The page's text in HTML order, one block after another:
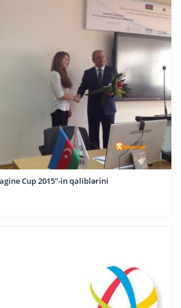
Cup 2015”-in qaliblərini